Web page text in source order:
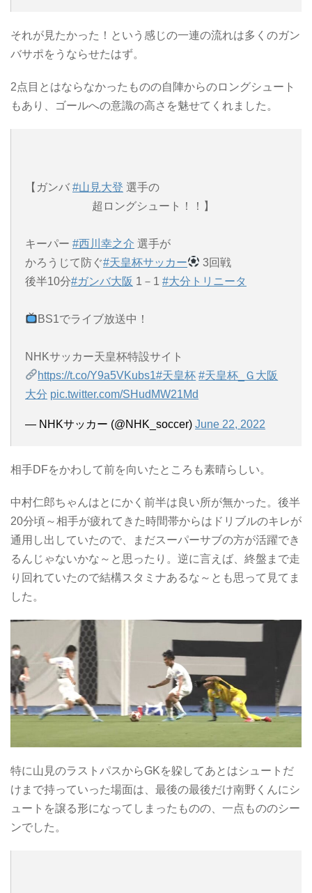
それが見たかった！という感じの一連の流れは多くのガン
バサポをうならせたはず。
2点目とはならなかったものの自陣からのロングシュート
もあり、ゴールへの意識の高さを魅せてくれました。
【ガンバ #山見大登 選手の
超ロングシュート！！】
キーパー #西川幸之介 選手が
かろうじて防ぐ#天皇杯サッカー
3回戦
後半10分#ガンバ大阪 1－1 #大分トリニータ
BS1でライブ放送中！
NHKサッカー天皇杯特設サイト
https://t.co/Y9a5VKubs1#天皇杯 #天皇杯_Ｇ大阪
大分 pic.twitter.com/SHudMW21Md
— NHKサッカー (@NHK_soccer) June 22, 2022
相手DFをかわして前を向いたところも素晴らしい。
中村仁郎ちゃんはとにかく前半は良い所が無かった。後半
20分頃～相手が疲れてきた時間帯からはドリブルのキレが
通用し出していたので、まだスーパーサブの方が活躍でき
るんじゃないかな～と思ったり。逆に言えば、終盤まで走
り回れていたので結構スタミナあるな～とも思って見てま
した。
特に山見のラストパスからGKを躱してあとはシュートだ
けまで持っていった場面は、最後の最後だけ南野くんにシ
ュートを譲る形になってしまったものの、一点もののシー
ンでした。